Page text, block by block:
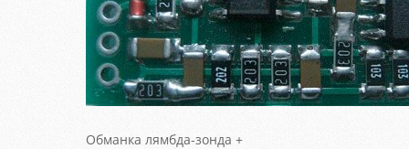
Обманка лямбда-зонда +